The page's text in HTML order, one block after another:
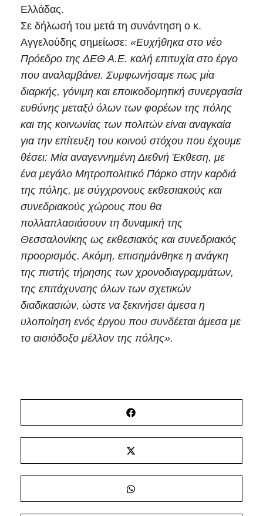
Ελλάδας.
Σε δήλωσή του μετά τη συνάντηση ο κ.
Αγγελούδης σημείωσε: «Ευχήθηκα στο νέο
Πρόεδρο της ΔΕΘ Α.Ε. καλή επιτυχία στο έργο
που αναλαμβάνει. Συμφωνήσαμε πως μία
διαρκής, γόνιμη και εποικοδομητική συνεργασία
ευθύνης μεταξύ όλων των φορέων της πόλης
και της κοινωνίας των πολιτών είναι αναγκαία
για την επίτευξη του κοινού στόχου που έχουμε
θέσει: Μία αναγεννημένη Διεθνή Έκθεση, με
ένα μεγάλο Μητροπολιτικό Πάρκο στην καρδιά
της πόλης, με σύγχρονους εκθεσιακούς και
συνεδριακούς χώρους που θα
πολλαπλασιάσουν τη δυναμική της
Θεσσαλονίκης ως εκθεσιακός και συνεδριακός
προορισμός. Ακόμη, επισημάνθηκε η ανάγκη
της πιστής τήρησης των χρονοδιαγραμμάτων,
της επιτάχυνσης όλων των σχετικών
διαδικασιών, ώστε να ξεκινήσει άμεσα η
υλοποίηση ενός έργου που συνδέεται άμεσα με
το αισιόδοξο μέλλον της πόλης».